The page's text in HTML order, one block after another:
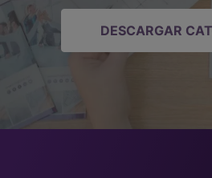
DESCARGAR